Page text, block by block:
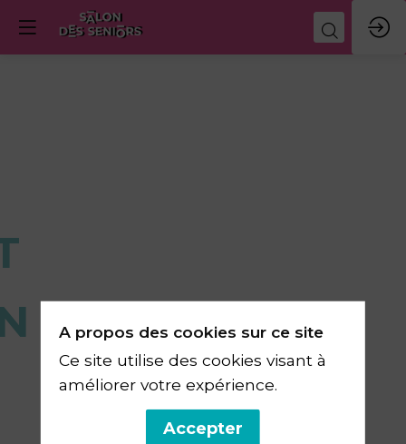
A propos des cookies sur ce site
Ce site utilise des cookies visant à
améliorer votre expérience.
Accepter